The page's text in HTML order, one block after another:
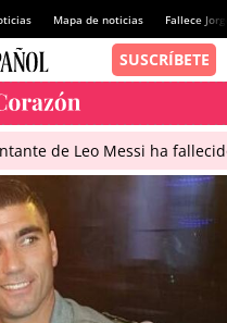
Mapa de noticias Fallece
de Leo Messi ha